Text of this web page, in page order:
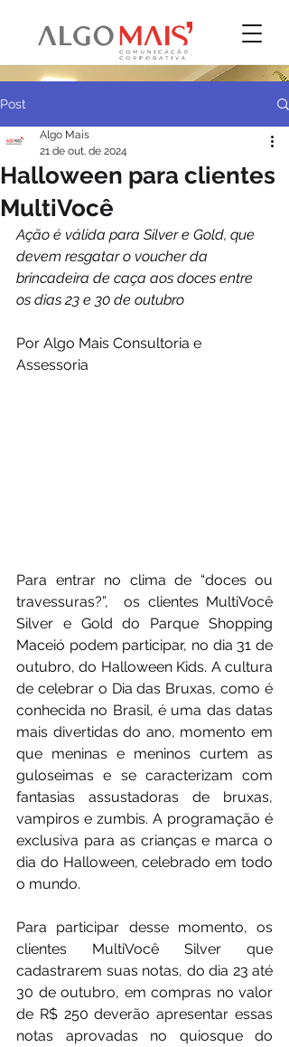
Post
Halloween para clientes
MultiVocê
Algo Mais
21 de out. de 2024
Ação é válida para Silver e Gold, que
devem resgatar o voucher da
brincadeira de caça aos doces entre
os dias 23 e 30 de outubro
Por Algo Mais Consultoria e
Assessoria
Para entrar no clima de “doces ou
travessuras?”,  os clientes MultiVocê
Silver e Gold do Parque Shopping
Maceió podem participar, no dia 31 de
outubro, do Halloween Kids. A cultura
de celebrar o Dia das Bruxas, como é
conhecida no Brasil, é uma das datas
mais divertidas do ano, momento em
que meninas e meninos curtem as
guloseimas e se caracterizam com
fantasias assustadoras de bruxas,
vampiros e zumbis. A programação é
exclusiva para as crianças e marca o
dia do Halloween, celebrado em todo
o mundo.
Para participar desse momento, os
clientes MultiVocê Silver que
cadastrarem suas notas, do dia 23 até
30 de outubro, em compras no valor
de R$ 250 deverão apresentar essas
notas aprovadas no quiosque do